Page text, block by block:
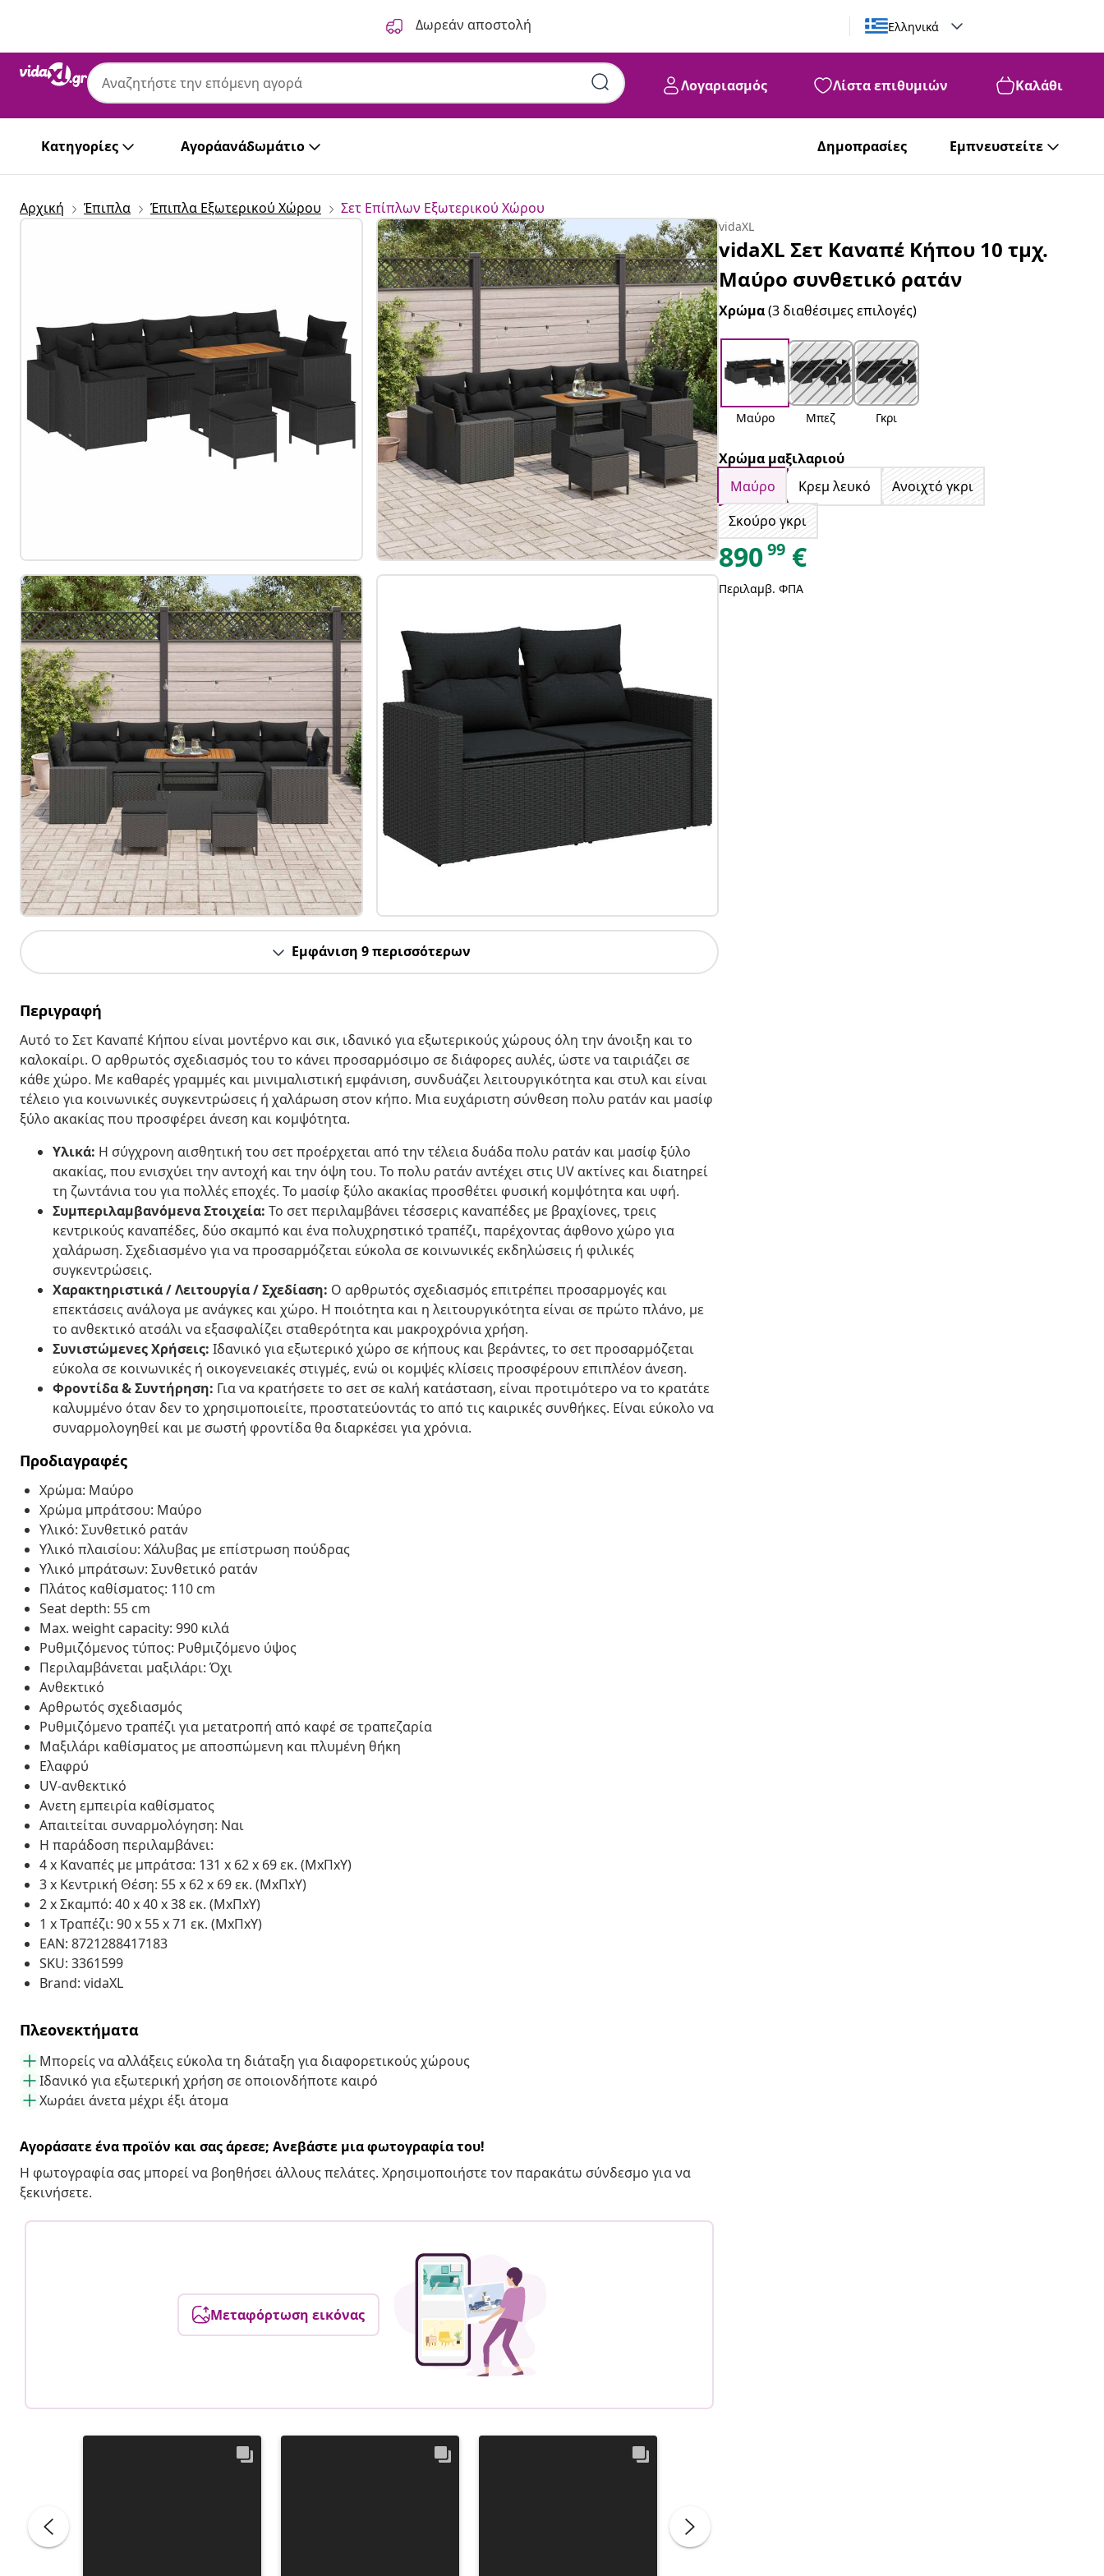
Δωρεάν αποστολή Ελληνικά
Λογαριασμός Λίστα επιθυμιών Καλάθι
Κατηγορίες Αγοράανάδωμάτιο Δημοπρασίες Εμπνευστείτε
Αρχική Έπιπλα Έπιπλα Εξωτερικού Χώρου Σετ Επίπλων Εξωτερικού Χώρου
Εμφάνιση 9 περισσότερων
Περιγραφή
Αυτό το Σετ Καναπέ Κήπου είναι μοντέρνο και σικ, ιδανικό για εξωτερικούς χώρους όλη την άνοιξη και το
καλοκαίρι. Ο αρθρωτός σχεδιασμός του το κάνει προσαρμόσιμο σε διάφορες αυλές, ώστε να ταιριάζει σε
κάθε χώρο. Με καθαρές γραμμές και μινιμαλιστική εμφάνιση, συνδυάζει λειτουργικότητα και στυλ και είναι
τέλειο για κοινωνικές συγκεντρώσεις ή χαλάρωση στον κήπο. Μια ευχάριστη σύνθεση πολυ ρατάν και μασίφ
ξύλο ακακίας που προσφέρει άνεση και κομψότητα.
Υλικά: Η σύγχρονη αισθητική του σετ προέρχεται από την τέλεια δυάδα πολυ ρατάν και μασίφ ξύλο
ακακίας, που ενισχύει την αντοχή και την όψη του. Το πολυ ρατάν αντέχει στις UV ακτίνες και διατηρεί
τη ζωντάνια του για πολλές εποχές. Το μασίφ ξύλο ακακίας προσθέτει φυσική κομψότητα και υφή.
Συμπεριλαμβανόμενα Στοιχεία: Το σετ περιλαμβάνει τέσσερις καναπέδες με βραχίονες, τρεις
κεντρικούς καναπέδες, δύο σκαμπό και ένα πολυχρηστικό τραπέζι, παρέχοντας άφθονο χώρο για
χαλάρωση. Σχεδιασμένο για να προσαρμόζεται εύκολα σε κοινωνικές εκδηλώσεις ή φιλικές
συγκεντρώσεις.
Χαρακτηριστικά / Λειτουργία / Σχεδίαση: Ο αρθρωτός σχεδιασμός επιτρέπει προσαρμογές και
επεκτάσεις ανάλογα με ανάγκες και χώρο. Η ποιότητα και η λειτουργικότητα είναι σε πρώτο πλάνο, με
το ανθεκτικό ατσάλι να εξασφαλίζει σταθερότητα και μακροχρόνια χρήση.
Συνιστώμενες Χρήσεις: Ιδανικό για εξωτερικό χώρο σε κήπους και βεράντες, το σετ προσαρμόζεται
εύκολα σε κοινωνικές ή οικογενειακές στιγμές, ενώ οι κομψές κλίσεις προσφέρουν επιπλέον άνεση.
Φροντίδα & Συντήρηση: Για να κρατήσετε το σετ σε καλή κατάσταση, είναι προτιμότερο να το κρατάτε
καλυμμένο όταν δεν το χρησιμοποιείτε, προστατεύοντάς το από τις καιρικές συνθήκες. Είναι εύκολο να
συναρμολογηθεί και με σωστή φροντίδα θα διαρκέσει για χρόνια.
Προδιαγραφές
Χρώμα: Μαύρο
Χρώμα μπράτσου: Μαύρο
Υλικό: Συνθετικό ρατάν
Υλικό πλαισίου: Χάλυβας με επίστρωση πούδρας
Υλικό μπράτσων: Συνθετικό ρατάν
Πλάτος καθίσματος: 110 cm
Seat depth: 55 cm
Max. weight capacity: 990 κιλά
Ρυθμιζόμενος τύπος: Ρυθμιζόμενο ύψος
Περιλαμβάνεται μαξιλάρι: Όχι
Ανθεκτικό
Αρθρωτός σχεδιασμός
Ρυθμιζόμενο τραπέζι για μετατροπή από καφέ σε τραπεζαρία
Μαξιλάρι καθίσματος με αποσπώμενη και πλυμένη θήκη
Ελαφρύ
UV-ανθεκτικό
Ανετη εμπειρία καθίσματος
Απαιτείται συναρμολόγηση: Ναι
Η παράδοση περιλαμβάνει:
4 x Καναπές με μπράτσα: 131 x 62 x 69 εκ. (ΜxΠxΥ)
3 x Κεντρική Θέση: 55 x 62 x 69 εκ. (ΜxΠxΥ)
2 x Σκαμπό: 40 x 40 x 38 εκ. (ΜxΠxΥ)
1 x Τραπέζι: 90 x 55 x 71 εκ. (ΜxΠxΥ)
EAN: 8721288417183
SKU: 3361599
Brand: vidaXL
Πλεονεκτήματα
Μπορείς να αλλάξεις εύκολα τη διάταξη για διαφορετικούς χώρους
Ιδανικό για εξωτερική χρήση σε οποιονδήποτε καιρό
Χωράει άνετα μέχρι έξι άτομα
Αγοράσατε ένα προϊόν και σας άρεσε; Ανεβάστε μια φωτογραφία του!
Η φωτογραφία σας μπορεί να βοηθήσει άλλους πελάτες. Χρησιμοποιήστε τον παρακάτω σύνδεσμο για να
ξεκινήσετε.
Μεταφόρτωση εικόνας
vidaXL
vidaXL Σετ Καναπέ Κήπου 10 τμχ.
Μαύρο συνθετικό ρατάν
Χρώμα(3 διαθέσιμες επιλογές)
Μαύρο Μπεζ Γκρι
Χρώμα μαξιλαριού
Μαύρο
Κρεμ λευκό
Ανοιχτό γκρι
Σκούρο γκρι
89099 €
Περιλαμβ. ΦΠΑ